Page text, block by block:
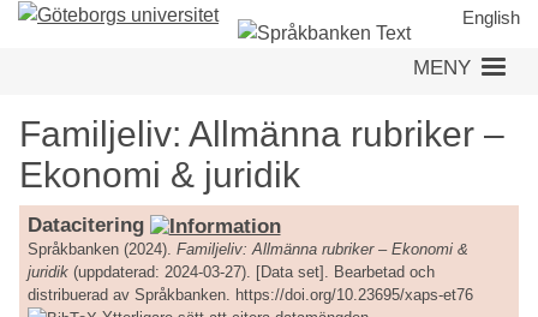
Hoppa
English
MENY
Familjeliv: Allmänna rubriker –
Ekonomi & juridik
Datacitering
Språkbanken (2024). Familjeliv: Allmänna rubriker – Ekonomi &
juridik(uppdaterad: 2024-03-27). [Data set]. Bearbetad och
distribuerad av Språkbanken. https://doi.org/10.23695/xaps-et76